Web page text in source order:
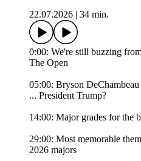
22.07.2026
34 min.
0:00: We're still buzzing
The Open
05:00: Bryson
... President Trump?
14:00: Major grades for the
29:00: Most memorable
2026 majors